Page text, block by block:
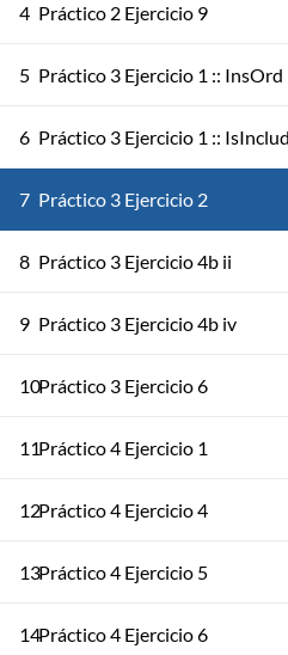
4 Práctico 2 Ejercicio 9
5 Práctico 3 Ejercicio 1 :: InsOrd
6 Práctico 3 Ejercicio 1 ::
7 Práctico 3 Ejercicio 2
8 Práctico 3 Ejercicio 4b ii
9 Práctico 3 Ejercicio 4b iv
10Práctico 3 Ejercicio 6
11Práctico 4 Ejercicio 1
12Práctico 4 Ejercicio 4
13Práctico 4 Ejercicio 5
14Práctico 4 Ejercicio 6